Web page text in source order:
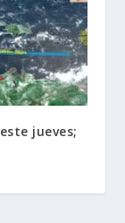
jueves;